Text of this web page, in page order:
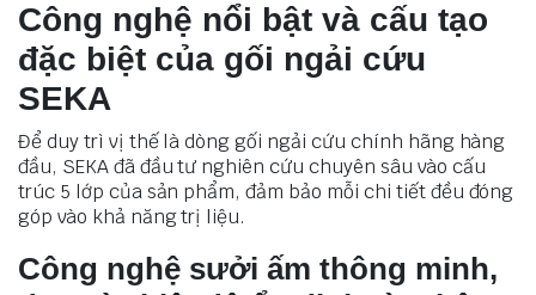
Công nghệ nổi bật và cấu tạo
đặc biệt của gối ngải cứu
SEKA
Để duy trì vị thế là dòng gối ngải cứu chính hãng hàng
đầu, SEKA đã đầu tư nghiên cứu chuyên sâu vào cấu
trúc 5 lớp của sản phẩm, đảm bảo mỗi chi tiết đều đóng
góp vào khả năng trị liệu.
Công nghệ sưởi ấm thông minh,